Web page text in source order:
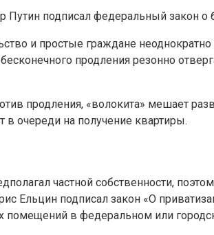
подписал федеральный закон о
и простые граждане
продления резонно
продления, «волокита» мешает
в очереди на получение квартиры.
частной собственности,
Ельцин подписал закон «О
помещений в федеральном или